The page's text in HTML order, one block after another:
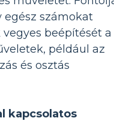
egész számokat
beépítését a
például az
és osztás
kapcsolatos